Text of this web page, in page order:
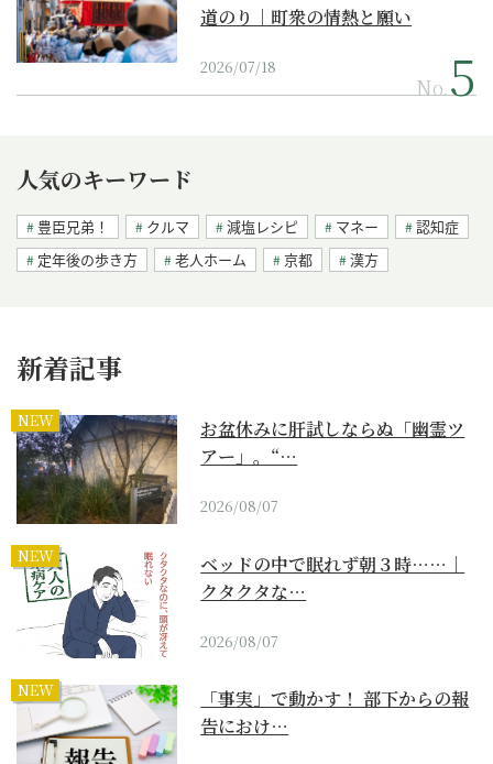
道のり｜町衆の情熱と願い
2026/07/18
No.
人気のキーワード
豊臣兄弟！ クルマ 減塩レシピ マネー
認知症
定年後の歩き方
老人ホーム 京都 漢方
新着記事
NEW
お盆休みに肝試しならぬ「幽霊ツ
アー」。“…
2026/08/07
NEW
ベッドの中で眠れず朝３時……｜
クタクタな…
2026/08/07
NEW
「事実」で動かす！ 部下からの報
告におけ…